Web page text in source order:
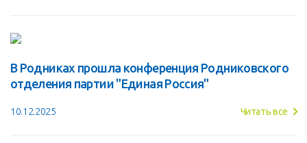
В Родниках прошла конференция Родниковского
отделения партии "Единая Россия"
10.12.2025 Читать все